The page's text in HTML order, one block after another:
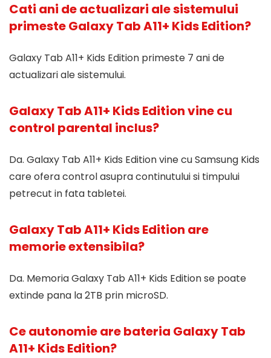
Cati ani de actualizari ale sistemului
primeste Galaxy Tab A11+ Kids Edition?
Galaxy Tab A11+ Kids Edition primeste 7 ani de
actualizari ale sistemului.
Galaxy Tab A11+ Kids Edition vine cu
control parental inclus?
Da. Galaxy Tab A11+ Kids Edition vine cu Samsung Kids
care ofera control asupra continutului si timpului
petrecut in fata tabletei.
Galaxy Tab A11+ Kids Edition are
memorie extensibila?
Da. Memoria Galaxy Tab A11+ Kids Edition se poate
extinde pana la 2TB prin microSD.
Ce autonomie are bateria Galaxy Tab
A11+ Kids Edition?